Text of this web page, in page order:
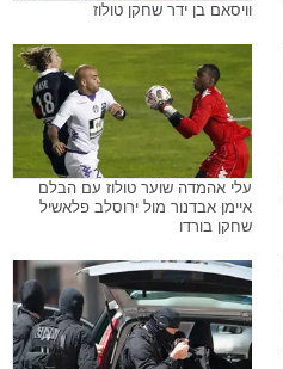
וויסאם בן ידר שחקן טולוז
עלי אהמדה שוער טולוז עם הבלם
איימן אבדנור מול ירוסלב פלאשיל
שחקן בורדו